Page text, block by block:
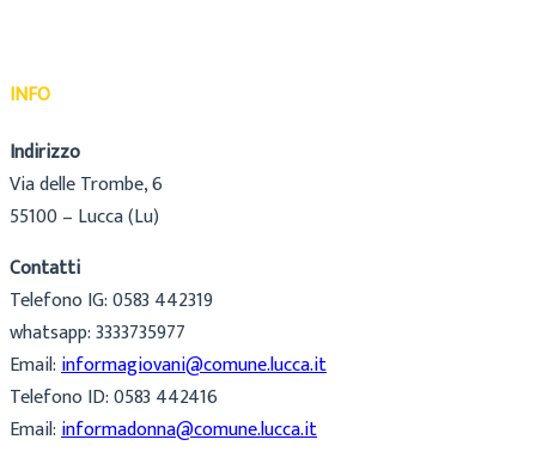
INFO
Indirizzo
Via delle Trombe, 6
55100 – Lucca (Lu)
Contatti
Telefono IG: 0583 442319
whatsapp: 3333735977
Email:informagiovani@comune.lucca.it
Telefono ID: 0583 442416
Email:informadonna@comune.lucca.it